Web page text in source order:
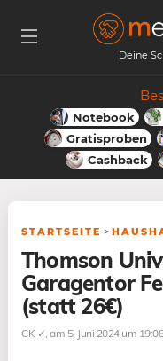
Deine
Notebook
Gratisproben
Cashback
STARTSEITE >
Thomson
Garagentor
(statt 26€)
CK ✓, am 5. Juni 2024 um